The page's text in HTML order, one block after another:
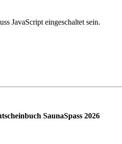
JavaScript eingeschaltet sein.